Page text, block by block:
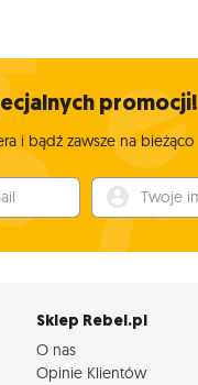
promocji!
i bądź zawsze na bieżąco
Twoje imię
Sklep Rebel.pl
O nas
Opinie Klientów